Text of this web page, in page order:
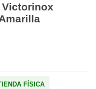
Victorinox
FÍSICA